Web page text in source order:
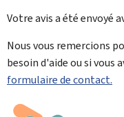
Votre avis a été envoyé
Nous vous remercions
besoin d'aide ou si vous
formulaire de contact.